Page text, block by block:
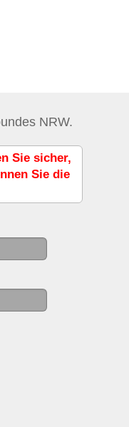
NRW.
Sie sicher,
Sie die